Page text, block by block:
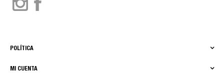
MI CUENTA
POLÍTICA